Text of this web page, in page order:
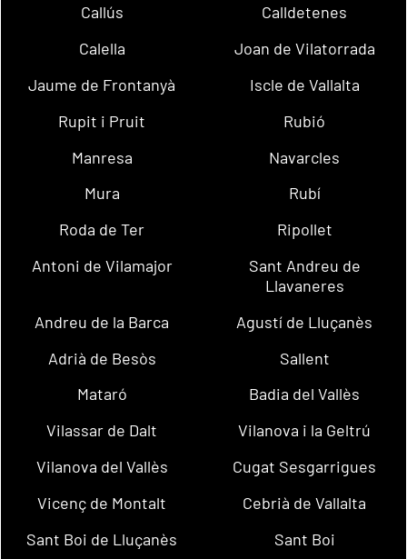
Callús
Calldetenes
Calella
Joan de Vilatorrada
Jaume de Frontanyà
Iscle de Vallalta
Rupit i Pruit
Rubió
Manresa
Navarcles
Mura
Rubí
Roda de Ter
Ripollet
Antoni de Vilamajor
Sant Andreu de
Llavaneres
Andreu de la Barca
Agustí de Lluçanès
Adrià de Besòs
Sallent
Mataró
Badia del Vallès
Vilassar de Dalt
Vilanova i la Geltrú
Vilanova del Vallès
Cugat Sesgarrigues
Vicenç de Montalt
Cebrià de Vallalta
Sant Boi de Lluçanès
Sant Boi